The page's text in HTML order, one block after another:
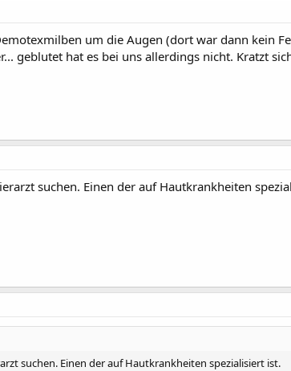
um die Augen (dort war dann kein
geblutet hat es bei uns allerdings nicht. Kratzt
suchen. Einen der auf Hautkrankheiten
suchen. Einen der auf Hautkrankheiten spezialisiert ist.